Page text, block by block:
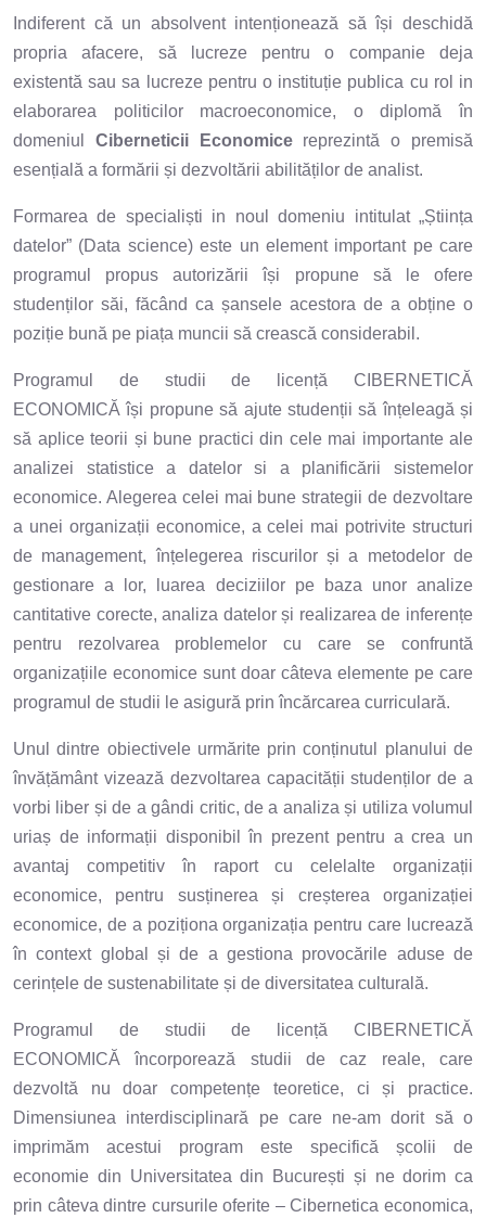
Indiferent că un absolvent intenționează să își deschidă
propria afacere, să lucreze pentru o companie deja
existentă sau sa lucreze pentru o instituție publica cu rol in
elaborarea politicilor macroeconomice, o diplomă în
domeniul Ciberneticii Economicereprezintă o premisă
esențială a formării și dezvoltării abilităților de analist.
Formarea de specialiști in noul domeniu intitulat „Știința
datelor” (Data science) este un element important pe care
programul propus autorizării își propune să le ofere
studenților săi, făcând ca șansele acestora de a obține o
poziție bună pe piața muncii să crească considerabil.
Programul de studii de licență CIBERNETICĂ
ECONOMICĂ își propune să ajute studenții să înțeleagă și
să aplice teorii și bune practici din cele mai importante ale
analizei statistice a datelor si a planificării sistemelor
economice. Alegerea celei mai bune strategii de dezvoltare
a unei organizații economice, a celei mai potrivite structuri
de management, înțelegerea riscurilor și a metodelor de
gestionare a lor, luarea deciziilor pe baza unor analize
cantitative corecte, analiza datelor și realizarea de inferențe
pentru rezolvarea problemelor cu care se confruntă
organizațiile economice sunt doar câteva elemente pe care
programul de studii le asigură prin încărcarea curriculară.
Unul dintre obiectivele urmărite prin conținutul planului de
învățământ vizează dezvoltarea capacității studenților de a
vorbi liber și de a gândi critic, de a analiza și utiliza volumul
uriaș de informații disponibil în prezent pentru a crea un
avantaj competitiv în raport cu celelalte organizații
economice, pentru susținerea și creșterea organizației
economice, de a poziționa organizația pentru care lucrează
în context global și de a gestiona provocările aduse de
cerințele de sustenabilitate și de diversitatea culturală.
Programul de studii de licență CIBERNETICĂ
ECONOMICĂ încorporează studii de caz reale, care
dezvoltă nu doar competențe teoretice, ci și practice.
Dimensiunea interdisciplinară pe care ne-am dorit să o
imprimăm acestui program este specifică școlii de
economie din Universitatea din București și ne dorim ca
prin câteva dintre cursurile oferite – Cibernetica economica,